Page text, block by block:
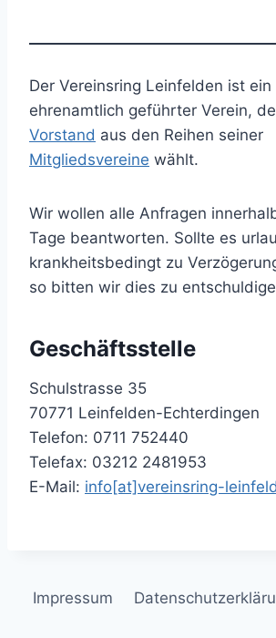
Der Vereinsring Leinfelden ist ein
ehrenamtlich geführter Verein,
Vorstand aus den Reihen seiner
Mitgliedsvereine wählt.
Wir wollen alle Anfragen
Tage beantworten. Sollte es
krankheitsbedingt zu
so bitten wir dies zu
Geschäftsstelle
Schulstrasse 35
70771 Leinfelden-Echterdingen
Telefon: 0711 752440
Telefax: 03212 2481953
E-Mail: info[at]vereinsring-
Impressum